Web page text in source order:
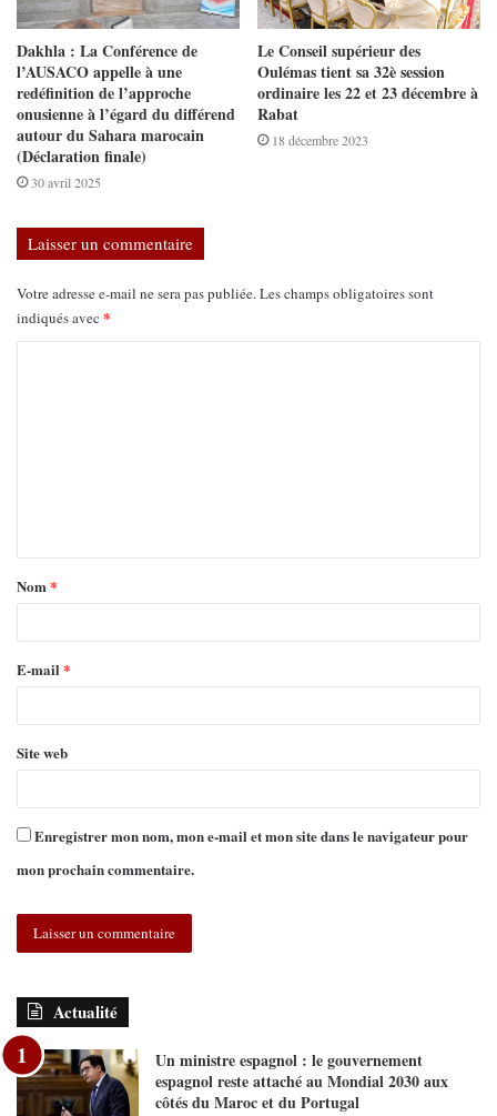
Dakhla : La Conférence de
l’AUSACO appelle à une
redéfinition de l’approche
onusienne à l’égard du différend
autour du Sahara marocain
(Déclaration finale)
30 avril 2025
Le Conseil supérieur des
Oulémas tient sa 32è session
ordinaire les 22 et 23 décembre à
Rabat
18 décembre 2023
Laisser un commentaire
Votre adresse e-mail ne sera pas publiée.Les champs obligatoires sont
indiqués avec *
Nom*
E-mail *
Site web
Enregistrer mon nom, mon e-mail et mon site dans le navigateur pour
mon prochain commentaire.
Actualité
Un ministre espagnol : le gouvernement
espagnol reste attaché au Mondial 2030 aux
côtés du Maroc et du Portugal